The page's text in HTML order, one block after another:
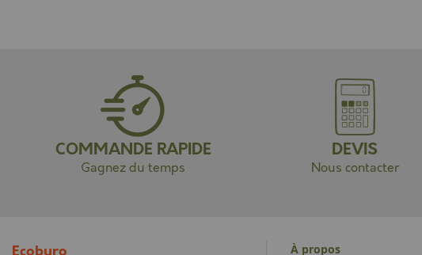
COMMANDE RAPIDE
Gagnez du temps
DEVIS
Nous contacter
À propos